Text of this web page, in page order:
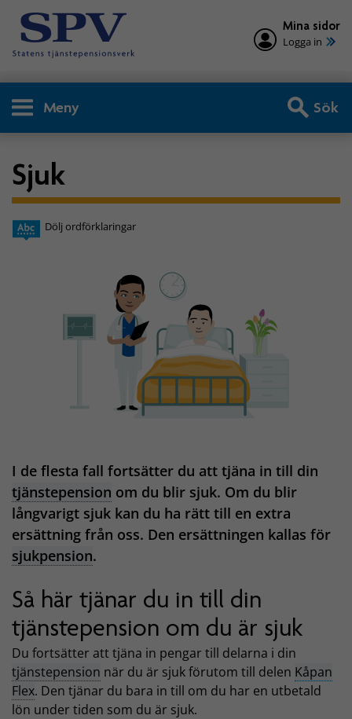
Mina sidor
Logga in
Meny Sök
Sjuk
Dölj ordförklaringar
I de flesta fall fortsätter du att tjäna in till din
tjänstepension om du blir sjuk. Om du blir
långvarigt sjuk kan du ha rätt till en extra
ersättning från oss. Den ersättningen kallas för
sjukpension.
Så här tjänar du in till din
tjänstepension om du är sjuk
Du fortsätter att tjäna in pengar till delarna i din
tjänstepension när du är sjuk förutom till delen Kåpan
Flex. Den tjänar du bara in till om du har en utbetald
lön under tiden som du är sjuk.